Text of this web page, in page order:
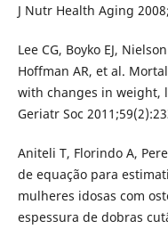
J Nutr Health Aging
Lee CG, Boyko EJ,
Hoffman AR, et al.
with changes in weight,
Geriatr Soc
Aniteli T, Florindo A,
de equação para
mulheres idosas com
espessura de dobras